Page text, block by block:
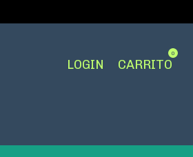
LOGIN CARRITO
0